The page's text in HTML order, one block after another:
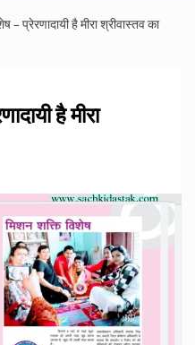
– प्रेरणादायी है मीरा श्रीवास्तव का
है मीरा